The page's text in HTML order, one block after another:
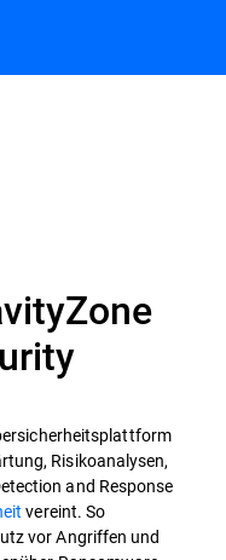
Risikoanalysen,
and Response
vereint. So
vor Angriffen und